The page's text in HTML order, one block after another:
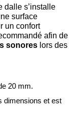
dalle s’installe
surface
un confort
afin de
sonores lors des
20 mm.
dimensions et est